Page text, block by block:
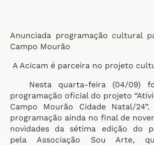
Anunciada programação cultural
Campo Mourão
A Acicam é parceira no projeto
Nesta quarta-feira (04/09)
programação oficial do projeto
Campo Mourão Cidade Natal/
programação ainda no final de
novidades da sétima edição do
pela Associação Sou Arte,